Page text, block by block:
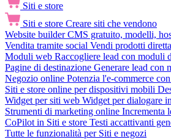
Siti e store
Siti e store Creare siti che vendono
Website builder CMS gratuito, modelli,
Vendita tramite social Vendi prodotti
Moduli web Raccogliere lead con moduli
Pagine di destinazione Generare lead con
Negozio online Potenzia l'e-commerce
Siti e store online per dispositivi mobili
Widget per siti web Widget per dialogare
Strumenti di marketing online Incrementa
CoPilot in Siti e store Testi accattivanti
Tutte le funzionalità per Siti e negozi